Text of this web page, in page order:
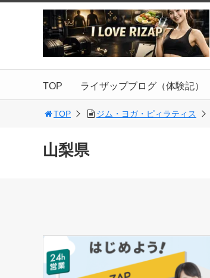
TOP ライザップブログ（体験記）
TOP ジム・ヨガ・ピィラティス
山梨県